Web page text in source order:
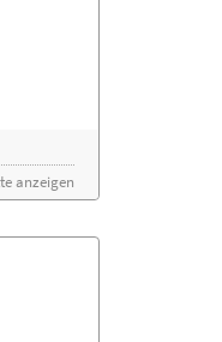
anzeigen